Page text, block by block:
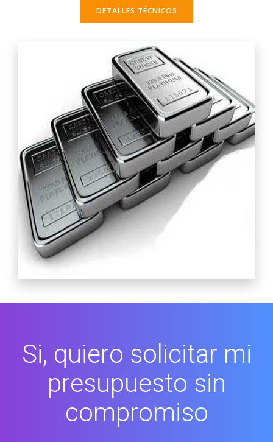
DETALLES TÉCNICOS
Si, quiero solicitar mi
presupuesto sin
compromiso